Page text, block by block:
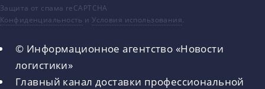
Защита от спама reCAPTCHA
Конфиденциальность иУсловия использования.
© Информационное агентство «Новости
логистики»
Главный канал доставки профессиональной